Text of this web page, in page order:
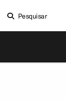
Pesquisar